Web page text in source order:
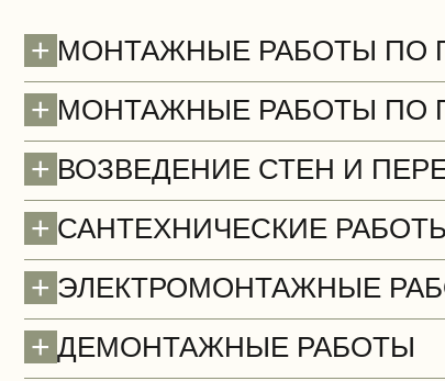
+ МОНТАЖНЫЕ РАБОТЫ ПО
+ МОНТАЖНЫЕ РАБОТЫ ПО
+ ВОЗВЕДЕНИЕ СТЕН И
+ САНТЕХНИЧЕСКИЕ
+ ЭЛЕКТРОМОНТАЖНЫЕ
+ ДЕМОНТАЖНЫЕ РАБОТЫ